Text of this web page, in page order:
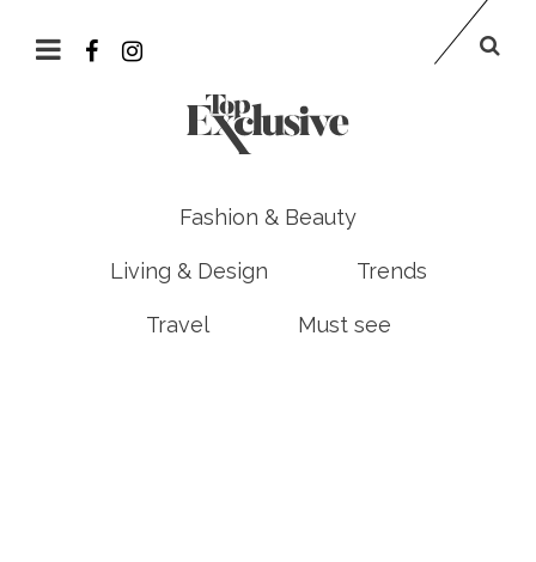
Fashion & Beauty
Living & Design Trends
Travel Must see